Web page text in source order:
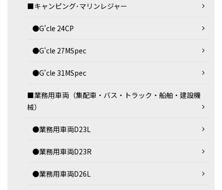
■キャンピング･マリンレジャー
●G'cle 24CP
●G'cle 27MSpec
●G'cle 31MSpec
■業務用車両（集配車・バス・トラック・船舶・建設機
械）
●業務用車両D23L
●業務用車両D23R
●業務用車両D26L